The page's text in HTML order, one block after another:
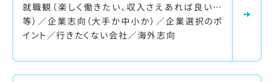
就職観（楽しく働きたい、収入さえあれば良い…
等）／企業志向（大手か中小か）／企業選択のポ
イント／行きたくない会社／海外志向